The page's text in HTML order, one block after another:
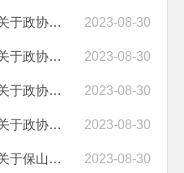
保山市住房和城乡建设局关于政协保山市 五届二次会议第05020100号提案答... 2023-08-30
保山市住房和城乡建设局关于政协保山市 五届二次会议第05020029号提案答... 2023-08-30
保山市住房和城乡建设局关于政协保山市 五届二次会议第05020030号提案答... 2023-08-30
保山市住房和城乡建设局关于政协保山市 五届二次会议第05020146号提案答... 2023-08-30
保山市住房和城乡建设局关于保山市政协 五届一次会议第0194号建议续办续... 2023-08-30